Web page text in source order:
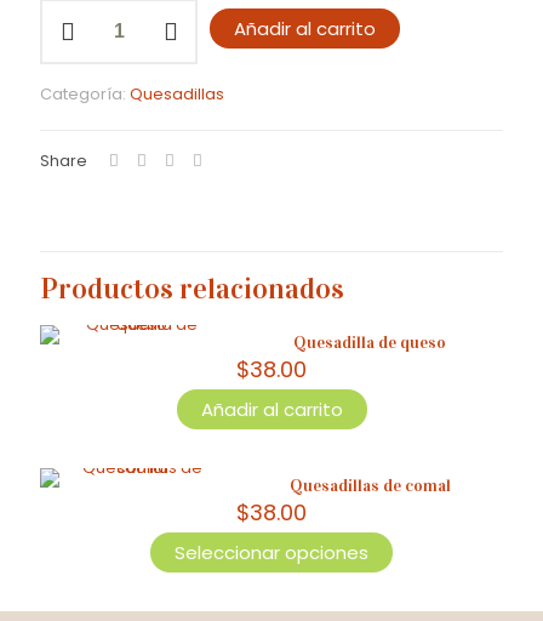
cantidad
Añadir al carrito
Categoría: Quesadillas
Share
Productos relacionados
Quesadilla de queso
$38.00
Añadir al carrito
Quesadillas de comal
$38.00
Seleccionar opciones
Este
tiene